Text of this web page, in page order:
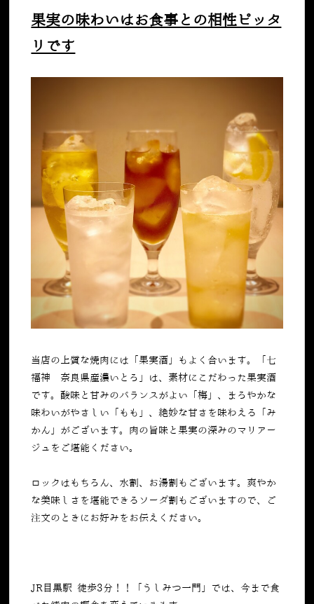
果実の味わいはお食事との相性ピッタ
リです
当店の上質な焼肉には「果実酒」もよく合います。「七
福神 奈良県産濃いとろ」は、素材にこだわった果実酒
です。酸味と甘みのバランスがよい「梅」、まろやかな
味わいがやさしい「もも」、絶妙な甘さを味わえる「み
かん」がございます。肉の旨味と果実の深みのマリアー
ジュをご堪能ください。
ロックはもちろん、水割、お湯割もございます。爽やか
な美味しさを堪能できるソーダ割もございますので、ご
注文のときにお好みをお伝えください。
JR目黒駅 徒歩3分！！「うしみつ一門」では、今まで食